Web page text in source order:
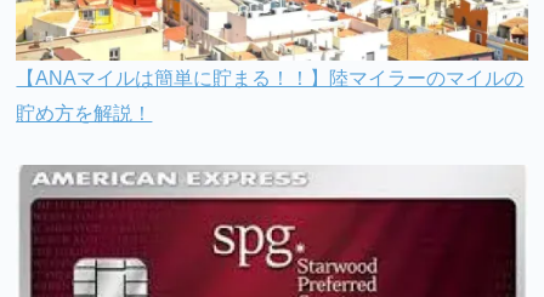
【ANAマイルは簡単に貯まる！！】陸マイラーのマイルの
貯め方を解説！